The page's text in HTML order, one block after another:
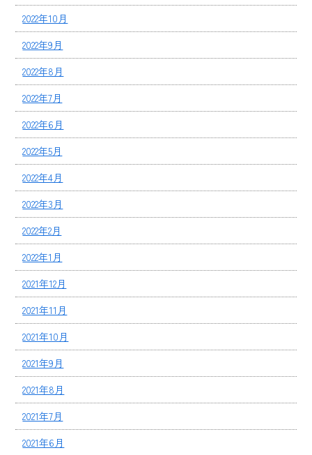
2022年10月
2022年9月
2022年8月
2022年7月
2022年6月
2022年5月
2022年4月
2022年3月
2022年2月
2022年1月
2021年12月
2021年11月
2021年10月
2021年9月
2021年8月
2021年7月
2021年6月